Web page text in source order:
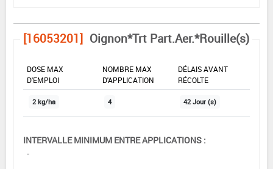
[16053201] Oignon*Trt Part.Aer.*Rouille(s)
DOSE MAX
D'EMPLOI
NOMBRE MAX
D'APPLICATION
DÉLAIS AVANT
RÉCOLTE
2 kg/ha 4 42 Jour (s)
INTERVALLE MINIMUM ENTRE APPLICATIONS :
-